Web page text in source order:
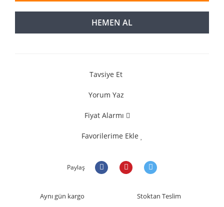
HEMEN AL
Tavsiye Et
Yorum Yaz
Fiyat Alarmı
Favorilerime Ekle
Paylaş
Aynı gün kargo Stoktan Teslim